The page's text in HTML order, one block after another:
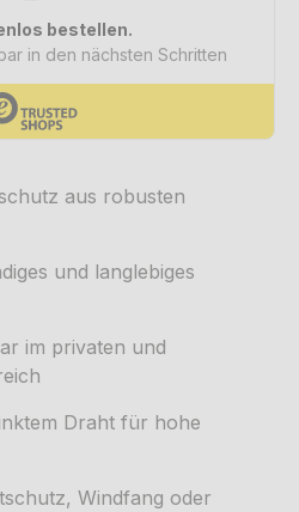
aus robusten
und langlebiges
im privaten und
Draht für hohe
Windfang oder